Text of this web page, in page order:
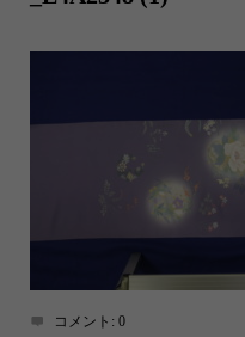
コメント: 0